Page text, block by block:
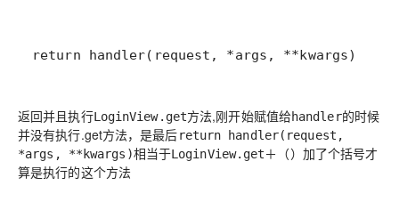
return handler(request, *args, **kwargs)
返回并且执行LoginView.get方法,刚开始赋值给handler的时候
并没有执行.get方法，是最后return handler(request,
*args, **kwargs)相当于LoginView.get＋（） 加了个括号才
算是执行的这个方法